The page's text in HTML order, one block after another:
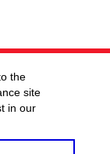
the
site
in our